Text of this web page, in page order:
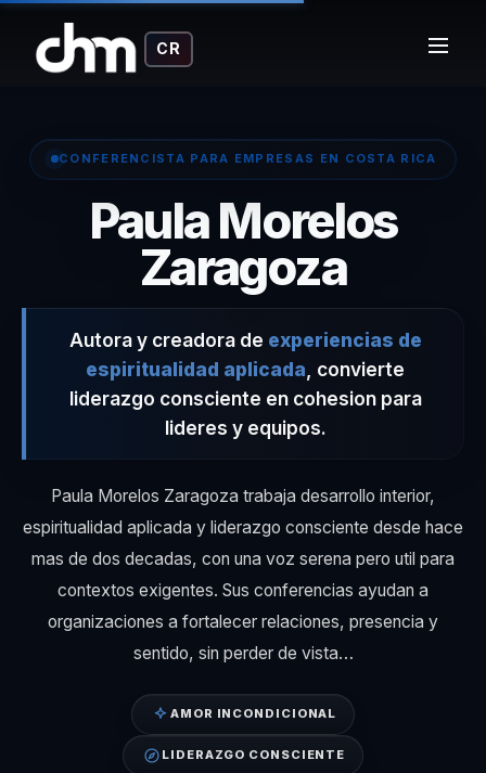
CR
CONFERENCISTA PARA EMPRESAS EN COSTA RICA
Paula Morelos
Zaragoza–
Autora y creadora de experiencias de
espiritualidad aplicada , convierte
liderazgo consciente en cohesion para
lideres y equipos.
Paula Morelos Zaragoza trabaja desarrollo interior,
espiritualidad aplicada y liderazgo consciente desde hace
mas de dos decadas, con una voz serena pero util para
contextos exigentes. Sus conferencias ayudan a
organizaciones a fortalecer relaciones, presencia y
sentido, sin perder de vista…
AMOR INCONDICIONAL
LIDERAZGO CONSCIENTE